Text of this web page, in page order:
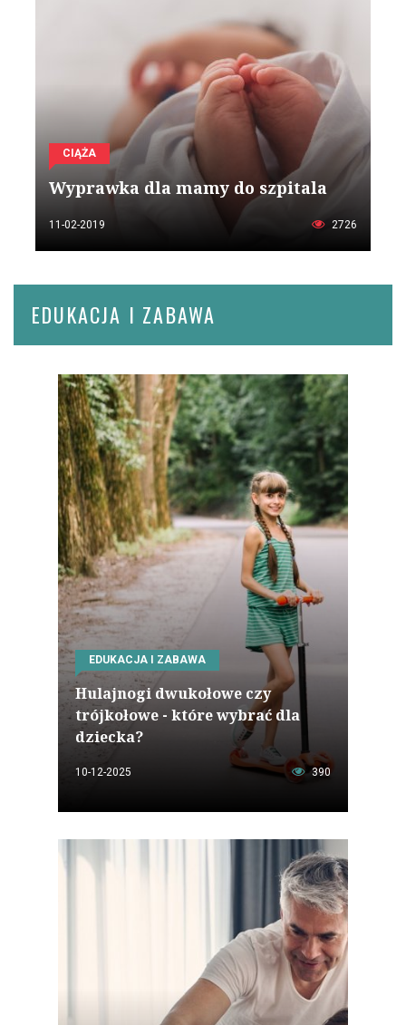
CIĄŻA
Wyprawka dla mamy do szpitala
11-02-2019 2726
EDUKACJA I ZABAWA
EDUKACJA I ZABAWA
Hulajnogi dwukołowe czy
trójkołowe - które wybrać dla
dziecka?
10-12-2025 390